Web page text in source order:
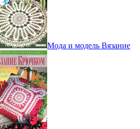
Мода и модель Вязание